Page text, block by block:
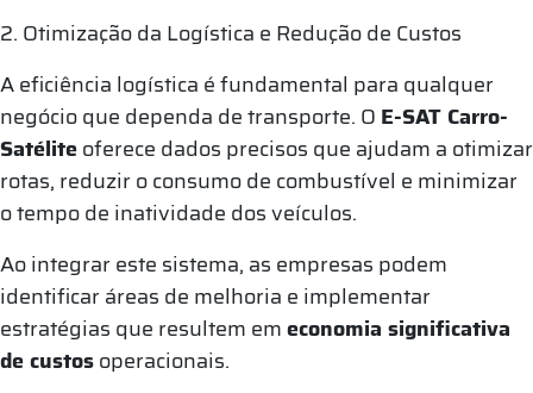
2. Otimização da Logística e Redução de Custos
A eficiência logística é fundamental para qualquer
negócio que dependa de transporte. O E-SAT Carro-
Satéliteoferece dados precisos que ajudam a otimizar
rotas, reduzir o consumo de combustível e minimizar
o tempo de inatividade dos veículos.
Ao integrar este sistema, as empresas podem
identificar áreas de melhoria e implementar
estratégias que resultem emeconomia significativa
de custosoperacionais.